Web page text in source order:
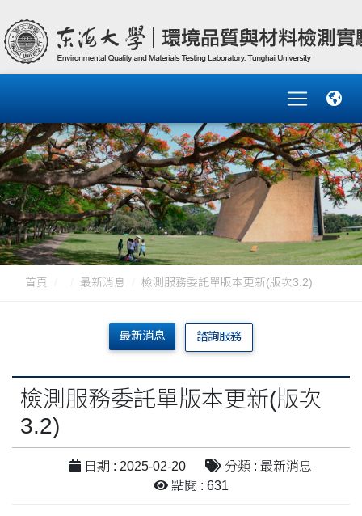
首頁 最新消息 檢測服務委託單版本更新(版次3.2)
最新消息 諮詢服務
檢測服務委託單版本更新(版次
3.2)
日期 : 2025-02-20
分類 : 最新消息
點閱 : 631